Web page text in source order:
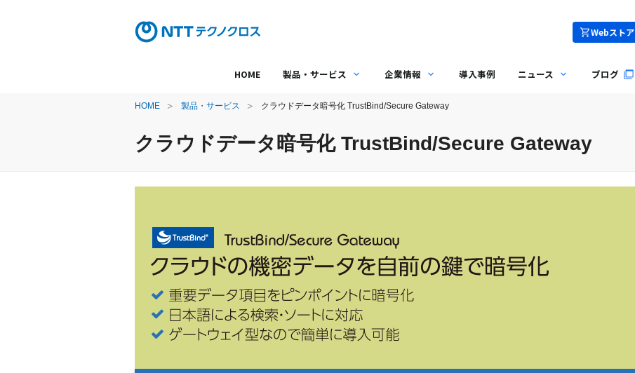
Webストア
HOME 製品・サービス 企業情報 導入事例 ニュース ブログ
HOME 製品・サービス クラウドデータ暗号化 TrustBind/Secure Gateway
クラウドデータ暗号化 TrustBind/Secure Gateway